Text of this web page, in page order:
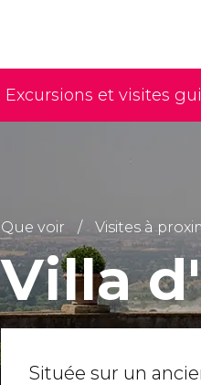
Excursions et visites
Que voir Visites à
Villa
Située sur un